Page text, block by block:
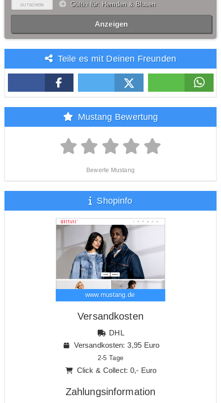
GUTSCHEIN
Gültig für: Hemden & Blusen
Anzeigen
Teile es mit Deinen Freunden
Mustang Bewertung
Bewerte Mustang
Shopinfo
www.mustang.de
Versandkosten
DHL
Versandkosten: 3,95 Euro
2-5 Tage
Click & Collect: 0,- Euro
Zahlungsinformation